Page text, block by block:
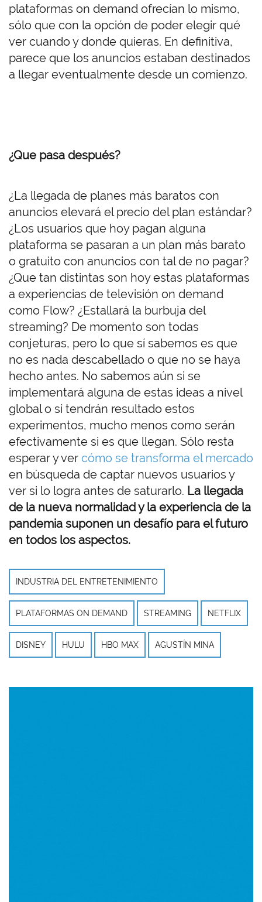
plataformas on demand ofrecían lo mismo,
sólo que con la opción de poder elegir qué
ver cuando y donde quieras. En definitiva,
parece que los anuncios estaban destinados
a llegar eventualmente desde un comienzo.
¿Que pasa después?
¿La llegada de planes más baratos con
anuncios elevará el precio del plan estándar?
¿Los usuarios que hoy pagan alguna
plataforma se pasaran a un plan más barato
o gratuito con anuncios con tal de no pagar?
¿Que tan distintas son hoy estas plataformas
a experiencias de televisión on demand
como Flow? ¿Estallará la burbuja del
streaming? De momento son todas
conjeturas, pero lo que sí sabemos es que
no es nada descabellado o que no se haya
hecho antes. No sabemos aún si se
implementará alguna de estas ideas a nivel
global o si tendrán resultado estos
experimentos, mucho menos como serán
efectivamente si es que llegan. Sólo resta
esperar y ver cómo se transforma el mercado
en búsqueda de captar nuevos usuarios y
ver si lo logra antes de saturarlo. La llegada
de la nueva normalidad y la experiencia de la
pandemia suponen un desafío para el futuro
en todos los aspectos.
INDUSTRIA DEL ENTRETENIMIENTO
PLATAFORMAS ON DEMAND STREAMING NETFLIX
DISNEY HULU HBO MAX AGUSTÍN MINA